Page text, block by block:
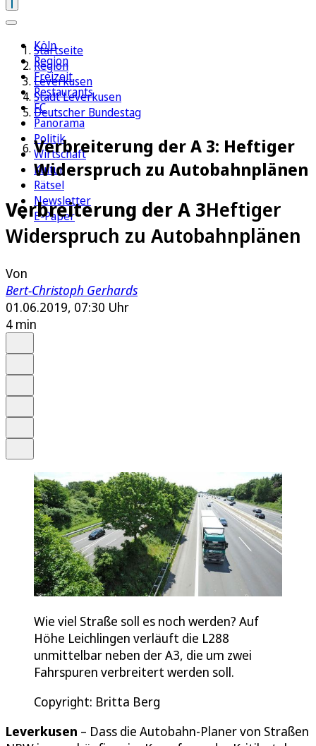
Köln
Region
Freizeit
Restaurants
FC
Panorama
Politik
Wirtschaft
Kultur
Rätsel
Newsletter
E-Paper
Startseite
Region
Leverkusen
Stadt Leverkusen
Deutscher Bundestag
Verbreiterung der A 3: Heftiger
Widerspruch zu Autobahnplänen
Verbreiterung der A 3Heftiger
Widerspruch zu Autobahnplänen
Von
Bert-Christoph Gerhards
01.06.2019, 07:30 Uhr
4 min
Wie viel Straße soll es noch werden? Auf
Höhe Leichlingen verläuft die L288
unmittelbar neben der A3, die um zwei
Fahrspuren verbreitert werden soll.
Copyright: Britta Berg
Leverkusen – Dass die Autobahn-Planer von Straßen